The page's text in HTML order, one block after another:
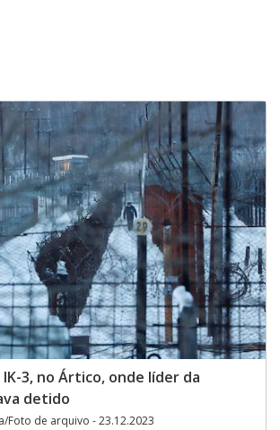
3, no Ártico, onde líder da
detido
Foto de arquivo - 23.12.2023